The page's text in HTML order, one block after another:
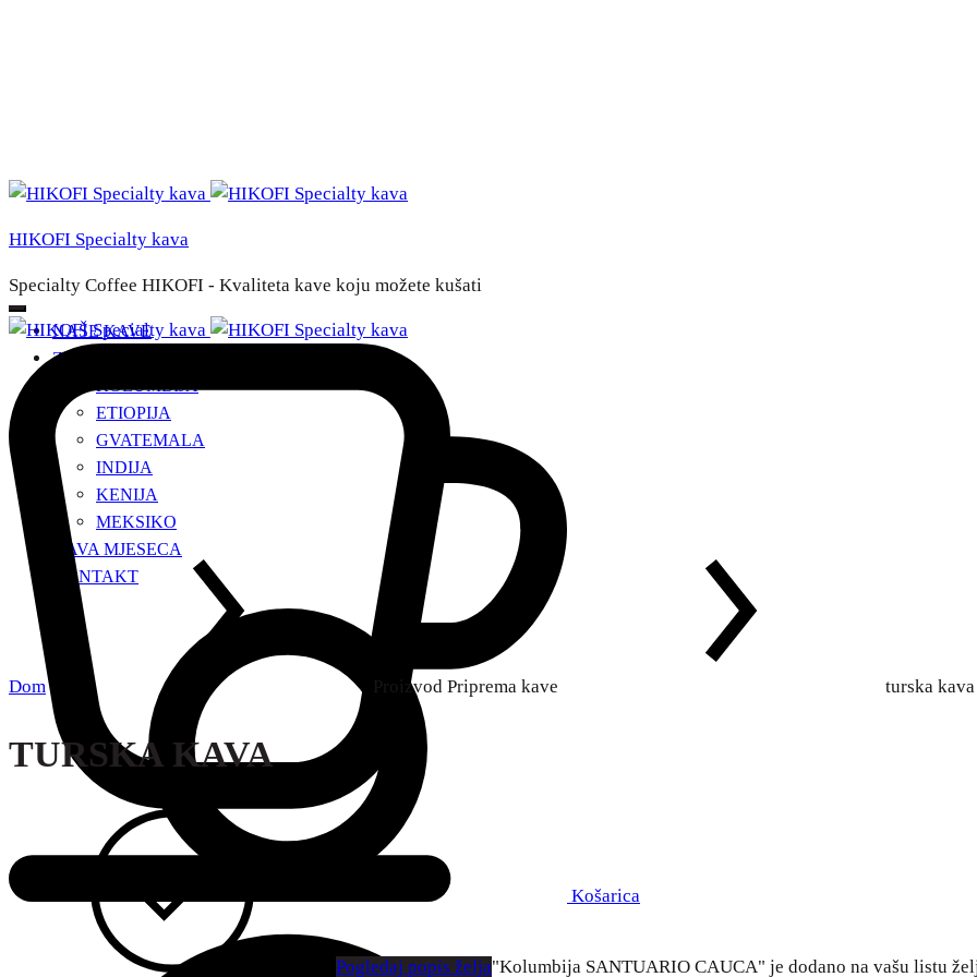
HIKOFI Specialty kava
Specialty Coffee HIKOFI - Kvaliteta kave koju možete kušati
NAŠE KAVE
ZEMLJE PORIJEKLA
KOLUMBIJA
ETIOPIJA
GVATEMALA
INDIJA
KENIJA
MEKSIKO
KAVA MJESECA
KONTAKT
Košarica
Dom Proizvod Priprema kave turska kava
TURSKA KAVA
Pogledaj popis želja"Kolumbija SANTUARIO CAUCA" je dodano na vašu listu